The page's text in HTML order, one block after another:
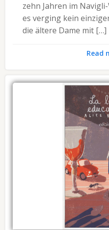
zehn Jahren im
es verging kein
die ältere Dame mit […]
Read